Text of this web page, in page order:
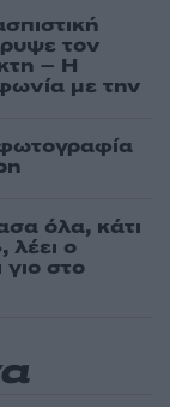
τον
– Η
με την
όλα, κάτι
λέει ο
στο